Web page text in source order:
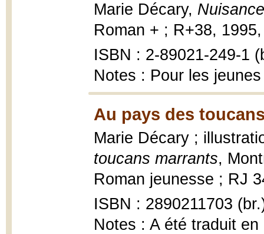
Marie Décary,
Roman + ; R+38,
ISBN : 2-89021-249-1
Notes : Pour les jeunes
Au pays des
Marie Décary ;
toucans marrants,
Roman jeunesse ; RJ
ISBN : 2890211703
Notes : A été traduit